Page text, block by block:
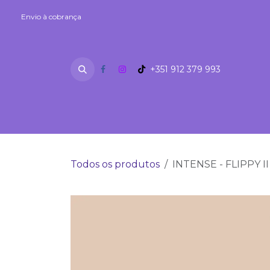
Envio à cobrança
+351 912 379 993
Envio à cobrança
Todos os produtos INTENSE - FLIPPY